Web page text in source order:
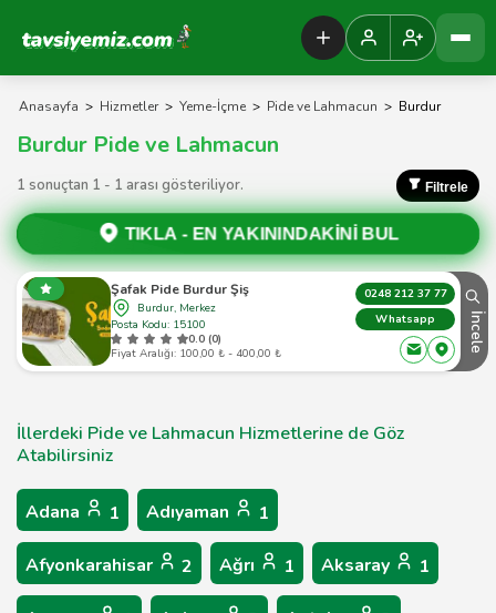
Tavsiyemiz Anasayfa
Anasayfa > Hizmetler > Yeme-İçme > Pide ve Lahmacun > Burdur
Burdur Pide ve Lahmacun
1 sonuçtan 1 - 1 arası gösteriliyor. Filtrele
TIKLA - EN YAKININDAKİNİ BUL
Şafak Pide Burdur Şiş
Burdur, Merkez
Posta Kodu: 15100
0.0 (0)
Fiyat Aralığı: 100,00 ₺ - 400,00 ₺
0248 212 37 77
Whatsapp
İncele
İllerdeki Pide ve Lahmacun Hizmetlerine de Göz
Atabilirsiniz
Adana 1 Adıyaman 1
Afyonkarahisar 2 Ağrı 1 Aksaray 1